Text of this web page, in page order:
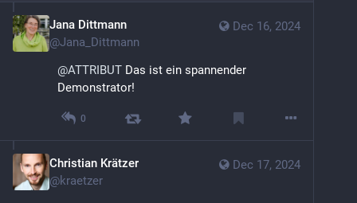
Dec 16, 2024
Jana Dittmann
@Jana_Dittmann
@ATTRIBUT Das ist ein spannender
Demonstrator!
0
Dec 17, 2024
Christian Krätzer
@kraetzer